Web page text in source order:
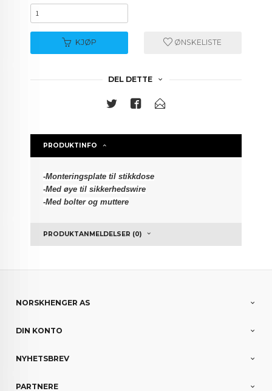
KJØP ØNSKELISTE
DEL DETTE
PRODUKTINFO
-Monteringsplate til stikkdose
-Med øye til sikkerhedswire
-Med bolter og muttere
PRODUKTANMELDELSER (0)
NORSKHENGER AS
DIN KONTO
NYHETSBREV
PARTNERE